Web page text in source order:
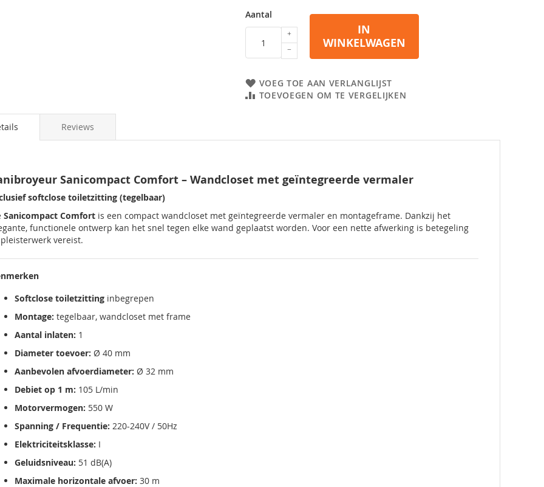
Aantal
IN
WINKELWAGEN
VOEG TOE AAN VERLANGLIJST
TOEVOEGEN OM TE VERGELIJKEN
Sanicompact Comfort – Wandcloset met geïntegreerde vermaler
softclose toiletzitting (tegelbaar)
Sanicompact Comfort is een compact wandcloset met geïntegreerde vermaler en montageframe. Dankzij het
functionele ontwerp kan het snel tegen elke wand geplaatst worden. Voor een nette afwerking is betegeling
vereist.
Softclose toiletzitting inbegrepen
Montage: tegelbaar, wandcloset met frame
Aantal inlaten: 1
Diameter toevoer: Ø 40 mm
Aanbevolen afvoerdiameter: Ø 32 mm
Debiet op 1 m: 105 L/min
Motorvermogen: 550 W
Spanning / Frequentie: 220-240V / 50Hz
Elektriciteitsklasse: I
Geluidsniveau: 51 dB(A)
Maximale horizontale afvoer: 30 m
Reviews